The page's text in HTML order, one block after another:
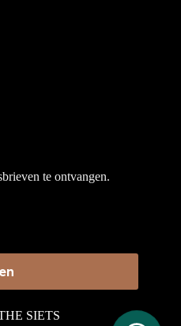
te ontvangen.
SIETS